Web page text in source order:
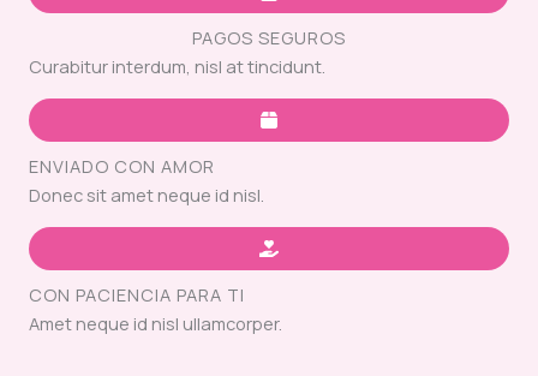
PAGOS SEGUROS
Curabitur interdum, nisl at tincidunt.
ENVIADO CON AMOR
Donec sit amet neque id nisl.
CON PACIENCIA PARA TI
Amet neque id nisl ullamcorper.